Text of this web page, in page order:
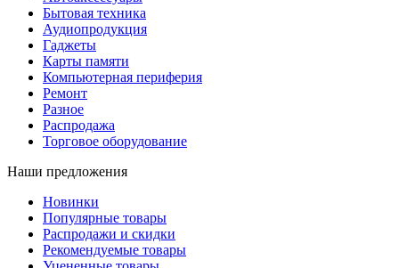
Бытовая техника
Аудиопродукция
Гаджеты
Карты памяти
Компьютерная периферия
Ремонт
Разное
Распродажа
Торговое оборудование
Наши предложения
Новинки
Популярные товары
Распродажи и скидки
Рекомендуемые товары